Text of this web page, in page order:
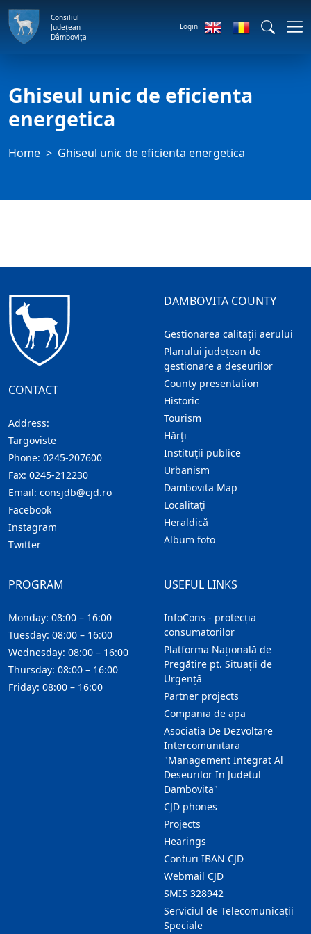
Consiliul
Județean
Dâmbovița
Login
Ghiseul unic de eficienta
energetica
Home Ghiseul unic de eficienta energetica
CONTACT
Address:
Targoviste
Phone: 0245-207600
Fax: 0245-212230
Email: consjdb@cjd.ro
Facebook
Instagram
Twitter
DAMBOVITA COUNTY
Gestionarea calității aerului
Planului județean de
gestionare a deșeurilor
County presentation
Historic
Tourism
Hărţi
Instituţii publice
Urbanism
Dambovita Map
Localitaţi
Heraldică
Album foto
USEFUL LINKS
InfoCons - protecția
consumatorilor
Platforma Națională de
Pregătire pt. Situații de
Urgență
Partner projects
Compania de apa
Asociatia De Dezvoltare
Intercomunitara
"Management Integrat Al
Deseurilor In Judetul
Dambovita"
CJD phones
Projects
Hearings
Conturi IBAN CJD
Webmail CJD
SMIS 328942
Serviciul de Telecomunicații
Speciale
PROGRAM
Monday: 08:00 – 16:00
Tuesday: 08:00 – 16:00
Wednesday: 08:00 – 16:00
Thursday: 08:00 – 16:00
Friday: 08:00 – 16:00